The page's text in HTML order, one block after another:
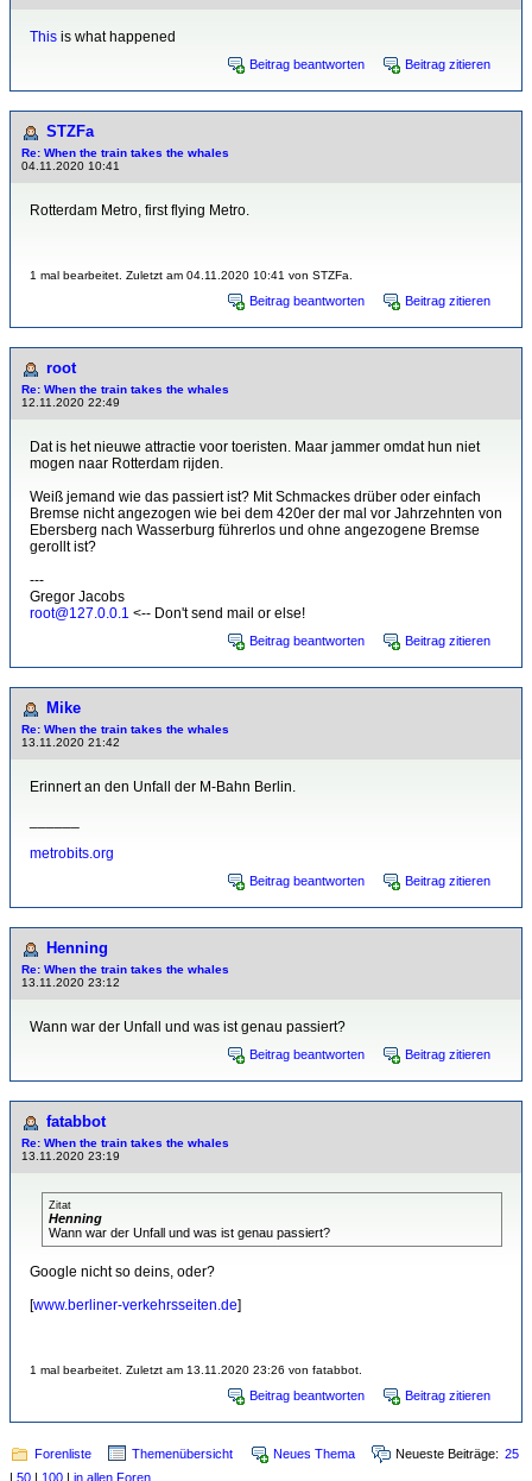
This is what happened
Beitrag beantworten Beitrag zitieren
STZFa
Re: When the train takes the whales
04.11.2020 10:41
Rotterdam Metro, first flying Metro.
1 mal bearbeitet. Zuletzt am 04.11.2020 10:41 von STZFa.
Beitrag beantworten Beitrag zitieren
root
Re: When the train takes the whales
12.11.2020 22:49
Dat is het nieuwe attractie voor toeristen. Maar jammer omdat hun niet
mogen naar Rotterdam rijden.
Weiß jemand wie das passiert ist? Mit Schmackes drüber oder einfach
Bremse nicht angezogen wie bei dem 420er der mal vor Jahrzehnten von
Ebersberg nach Wasserburg führerlos und ohne angezogene Bremse
gerollt ist?
---
Gregor Jacobs
root@127.0.0.1 <-- Don't send mail or else!
Beitrag beantworten Beitrag zitieren
Mike
Re: When the train takes the whales
13.11.2020 21:42
Erinnert an den Unfall der M-Bahn Berlin.
metrobits.org
Beitrag beantworten Beitrag zitieren
Henning
Re: When the train takes the whales
13.11.2020 23:12
Wann war der Unfall und was ist genau passiert?
Beitrag beantworten Beitrag zitieren
fatabbot
Re: When the train takes the whales
13.11.2020 23:19
Zitat
Henning
Wann war der Unfall und was ist genau passiert?
Google nicht so deins, oder?
[www.berliner-verkehrsseiten.de]
1 mal bearbeitet. Zuletzt am 13.11.2020 23:26 von fatabbot.
Beitrag beantworten Beitrag zitieren
Forenliste Themenübersicht Neues Thema Neueste Beiträge: 25
| 50 | 100 | in allen Foren